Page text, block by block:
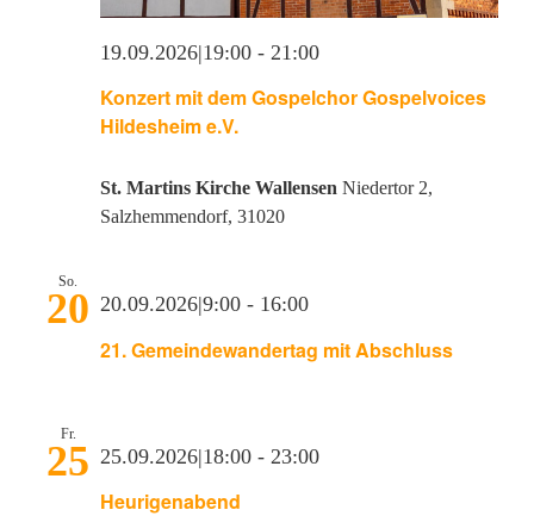
Konzert mit dem Gospelchor Gospelvoices
Hildesheim e.V.
19.09.2026|19:00 - 21:00
St. Martins Kirche Wallensen Niedertor 2,
Salzhemmendorf, 31020
So.
20
21. Gemeindewandertag mit Abschluss
20.09.2026|9:00 - 16:00
Fr.
25
Heurigenabend
25.09.2026|18:00 - 23:00